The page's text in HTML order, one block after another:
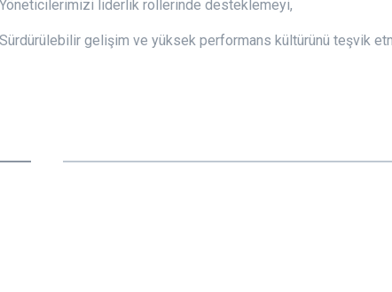
Yöneticilerimizi liderlik rollerinde desteklemeyi,
Sürdürülebilir gelişim ve yüksek performans kültürünü teşvik